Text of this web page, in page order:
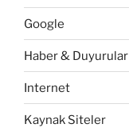
Google
Haber & Duyurular
Internet
Kaynak Siteler